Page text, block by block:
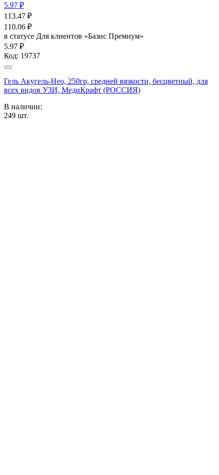
5.97 ₽
113.47 ₽
110.06 ₽
в статусе Для клиентов «Базис Премиум»
5.97 ₽
Код: 19737
Гель Акугель-Нео, 250гр, средней вязкости, бесцветный, для
всех видов УЗИ, МедиКрафт (РОССИЯ)
В наличии:
249 шт.